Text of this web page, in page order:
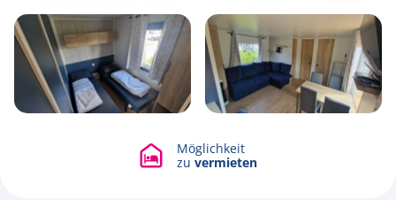
Alle Fotos ansehen
Möglichkeit
zu vermieten